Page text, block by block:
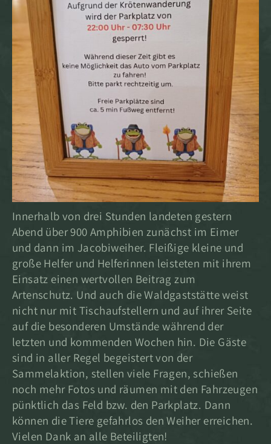
Innerhalb von drei Stunden landeten gestern
Abend über 900 Amphibien zunächst im Eimer
und dann im Jacobiweiher. Fleißige kleine und
große Helfer und Helferinnen leisteten mit ihrem
Einsatz einen wertvollen Beitrag zum
Artenschutz. Und auch die Waldgaststätte weist
nicht nur mit Tischaufstellern und auf ihrer Seite
auf die besonderen Umstände während der
letzten und kommenden Wochen hin. Die Gäste
sind in aller Regel begeistert von der
Sammelaktion, stellen viele Fragen, schießen
noch mehr Fotos und räumen mit den Fahrzeugen
pünktlich das Feld bzw. den Parkplatz. Dann
können die Tiere gefahrlos den Weiher erreichen.
Vielen Dank an alle Beteiligten!